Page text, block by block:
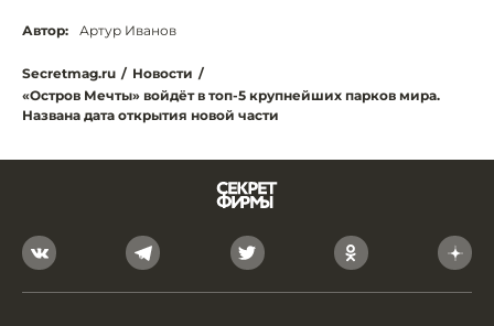
Автор: Артур Иванов
Secretmag.ru / Новости /
«Остров Мечты» войдёт в топ-5 крупнейших парков мира.
Названа дата открытия новой части